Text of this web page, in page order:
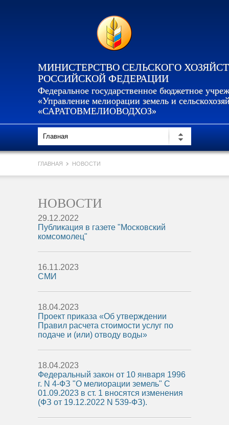
МИНИСТЕРСТВО СЕЛЬСКОГО
РОССИЙСКОЙ ФЕДЕРАЦИИ
Федеральное государственное бюджетное
«Управление мелиорации земель и
«САРАТОВМЕЛИОВОДХОЗ»
ГЛАВНАЯ НОВОСТИ
НОВОСТИ
29.12.2022
Публикация в газете "Московский
комсомолец"
16.11.2023
СМИ
18.04.2023
Проект приказа «Об утверждении
Правил расчета стоимости услуг по
подаче и (или) отводу воды»
18.04.2023
Федеральный закон от 10 января 1996
г. N 4-ФЗ "О мелиорации земель" С
01.09.2023 в ст. 1 вносятся изменения
(ФЗ от 19.12.2022 N 539-ФЗ).